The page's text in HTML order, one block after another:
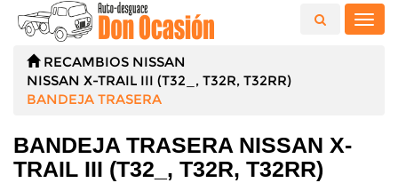
RECAMBIOS NISSAN
NISSAN X-TRAIL III (T32_, T32R, T32RR)
BANDEJA TRASERA
BANDEJA TRASERA NISSAN X-
TRAIL III (T32_, T32R, T32RR)